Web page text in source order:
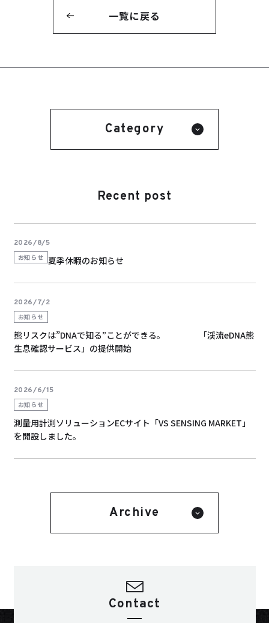
一覧に戻る
Category
Recent post
2026/8/5
お知らせ 夏季休暇のお知らせ
2026/7/2
お知らせ
熊リスクは”DNAで知る”ことができる。 「渓流eDNA熊
生息確認サービス」の提供開始
2026/6/15
お知らせ
測量用計測ソリューションECサイト「VS SENSING MARKET」
を開設しました。
Archive
Contact